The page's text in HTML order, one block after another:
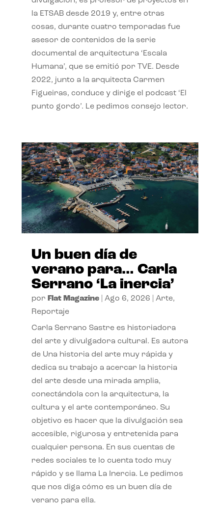
la ETSAB desde 2019 y, entre otras
cosas, durante cuatro temporadas fue
asesor de contenidos de la serie
documental de arquitectura ‘Escala
Humana’, que se emitió por TVE. Desde
2022, junto a la arquitecta Carmen
Figueiras, conduce y dirige el podcast ‘El
punto gordo’. Le pedimos consejo lector.
Un buen día de
verano para… Carla
Serrano ‘La inercia’
por Flat Magazine| Ago 6, 2026 Arte,
Reportaje
Carla Serrano Sastre es historiadora
del arte y divulgadora cultural. Es autora
de Una historia del arte muy rápida y
dedica su trabajo a acercar la historia
del arte desde una mirada amplia,
conectándola con la arquitectura, la
cultura y el arte contemporáneo. Su
objetivo es hacer que la divulgación sea
accesible, rigurosa y entretenida para
cualquier persona. En sus cuentas de
redes sociales te lo cuenta todo muy
rápido y se llama La Inercia. Le pedimos
que nos diga cómo es un buen día de
verano para ella.